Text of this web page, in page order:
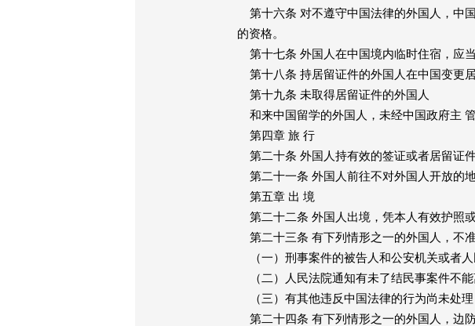
第十六条 对不遵守中国法律的外国人，中
的资格。
第十七条 外国人在中国境内临时住宿，应
第十八条 持居留证件的外国人在中国变更
第十九条 未取得居留证件的外国人
和来中国留学的外国人，未经中国政府主
第四章 旅 行
第二十条 外国人持有效的签证或者居留证
第二十一条 外国人前往不对外国人开放的
第五章 出 境
第二十二条 外国人出境，凭本人有效护照或
第二十三条 有下列情形之一的外国人，不
（一）刑事案件的被告人和公安机关或者
（二）人民法院通知有未了结民事案件不能
（三）有其他违反中国法律的行为尚未处理
第二十四条 有下列情形之一的外国人，边